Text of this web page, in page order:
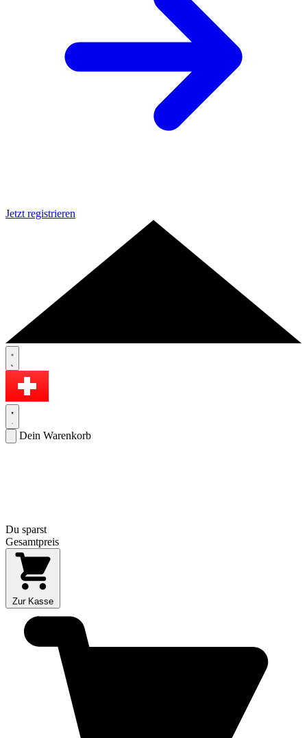
Jetzt registrieren
Dein Warenkorb
Du sparst
Gesamtpreis
Zur Kasse